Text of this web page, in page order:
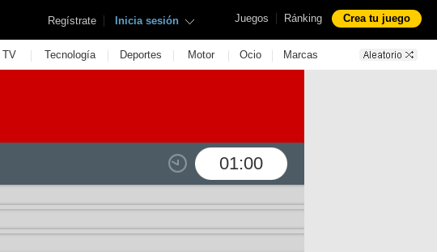
Juegos | Ránking Crea tu juego
Regístrate | Inicia sesión
TV | Tecnología | Deportes | Motor | Ocio | Marcas
01:00